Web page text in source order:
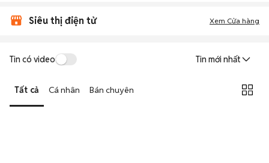
Siêu thị điện tử Xem Cửa hàng
Tin có video Tin mới nhất
Tất cả Cá nhân Bán chuyên